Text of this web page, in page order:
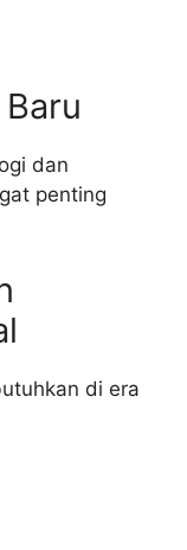
dan
penting
di era